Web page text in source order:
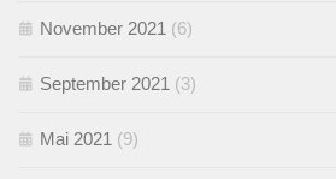
November 2021 (6)
September 2021 (3)
Mai 2021 (9)